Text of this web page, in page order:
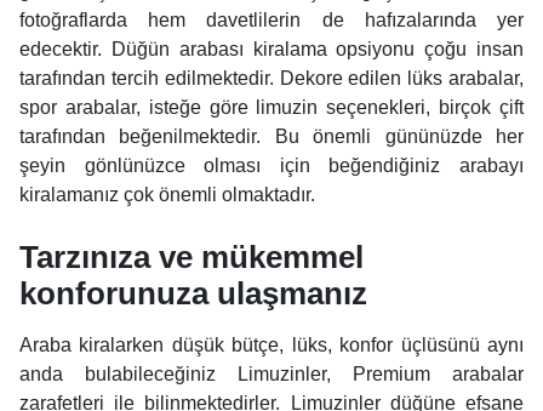
fotoğraflarda hem davetlilerin de hafızalarında yer
edecektir. Düğün arabası kiralama opsiyonu çoğu insan
tarafından tercih edilmektedir. Dekore edilen lüks arabalar,
spor arabalar, isteğe göre limuzin seçenekleri, birçok çift
tarafından beğenilmektedir. Bu önemli gününüzde her
şeyin gönlünüzce olması için beğendiğiniz arabayı
kiralamanız çok önemli olmaktadır.
Tarzınıza ve mükemmel
konforunuza ulaşmanız
Araba kiralarken düşük bütçe, lüks, konfor üçlüsünü aynı
anda bulabileceğiniz Limuzinler, Premium arabalar
zarafetleri ile bilinmektedirler. Limuzinler düğüne efsane